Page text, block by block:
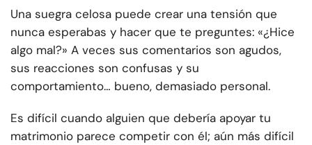
Una suegra celosa puede crear una tensión que
nunca esperabas y hacer que te preguntes: «¿Hice
algo mal?» A veces sus comentarios son agudos,
sus reacciones son confusas y su
comportamiento… bueno, demasiado personal.
Es difícil cuando alguien que debería apoyar tu
matrimonio parece competir con él; aún más difícil